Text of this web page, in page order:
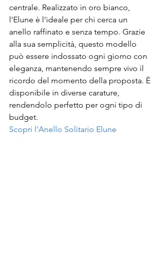
centrale. Realizzato in oro bianco,
l'Elune è l'ideale per chi cerca un
anello raffinato e senza tempo. Grazie
alla sua semplicità, questo modello
può essere indossato ogni giorno con
eleganza, mantenendo sempre vivo il
ricordo del momento della proposta. È
disponibile in diverse carature,
rendendolo perfetto per ogni tipo di
budget.
Scopri l'Anello Solitario Elune